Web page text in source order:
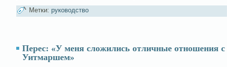
Метки: руководство
Перес: «У меня сложились отличные отношения с
Уитмаршем»